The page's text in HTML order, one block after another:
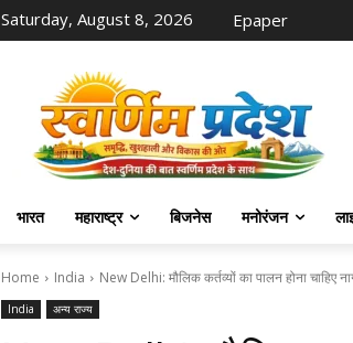
Saturday, August 8, 2026 Epaper
भारत महाराष्ट्र बिजनेस मनोरंजन
Home India New Delhi: मौलिक कर्तव्यों का पालन होना चाहिए
India अन्य राज्य